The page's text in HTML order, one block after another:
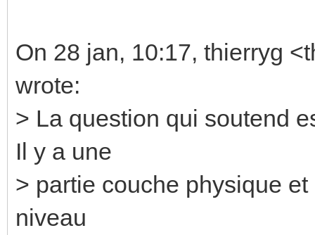
On 28 jan, 10:17, thierryg
wrote:
> La question qui soutend
Il y a une
> partie couche physique
niveau